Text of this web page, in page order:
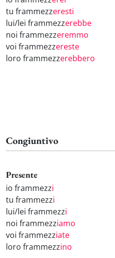
tu frammezzeresti
lui/lei frammezzerebbe
noi frammezzeremmo
voi frammezzereste
loro frammezzerebbero
Congiuntivo
Presente
io frammezzi
tu frammezzi
lui/lei frammezzi
noi frammezziamo
voi frammezziate
loro frammezzino